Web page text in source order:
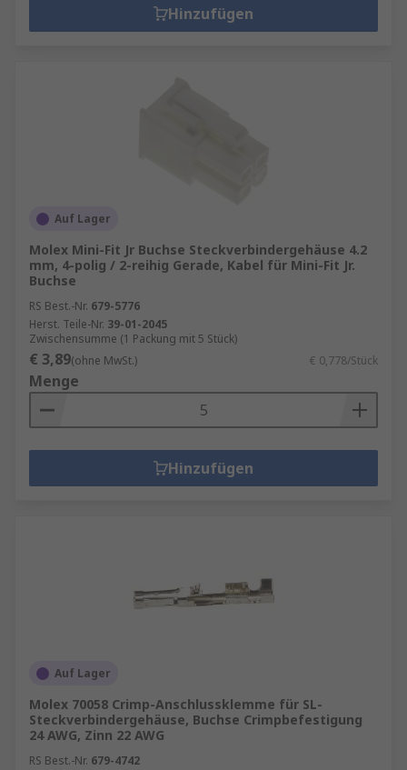
Hinzufügen
Auf Lager
Molex Mini-Fit Jr Buchse Steckverbindergehäuse 4.2
mm, 4-polig / 2-reihig Gerade, Kabel für Mini-Fit Jr.
Buchse
RS Best.-Nr. 679-5776
Herst. Teile-Nr. 39-01-2045
Zwischensumme (1 Packung mit 5 Stück)
€ 3,89(ohne MwSt.) € 0,778/Stück
Menge
Hinzufügen
Auf Lager
Molex 70058 Crimp-Anschlussklemme für SL-
Steckverbindergehäuse, Buchse Crimpbefestigung
24 AWG, Zinn 22 AWG
RS Best.-Nr. 679-4742